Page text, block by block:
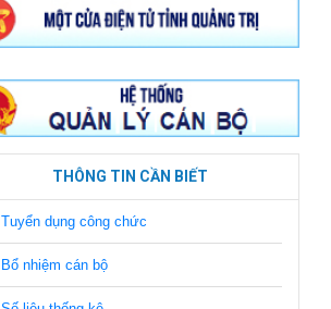
THÔNG TIN CẦN BIẾT
Tuyển dụng công chức
Bổ nhiệm cán bộ